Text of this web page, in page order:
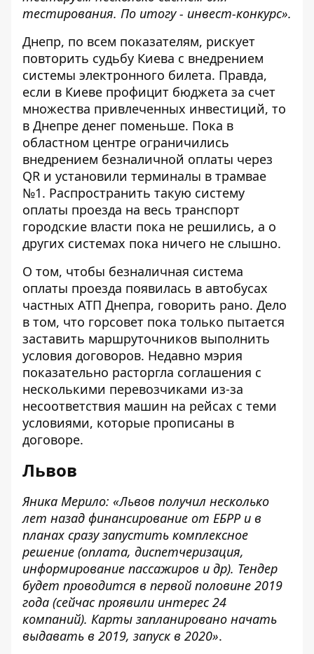
тестирования. По итогу - инвест-конкурс».
Днепр, по всем показателям, рискует
повторить судьбу Киева с внедрением
системы электронного билета. Правда,
если в Киеве профицит бюджета за счет
множества привлеченных инвестиций, то
в Днепре денег поменьше. Пока в
областном центре ограничились
внедрением безналичной оплаты через
QR и установили терминалы в трамвае
№1. Распространить такую систему
оплаты проезда на весь транспорт
городские власти пока не решились, а о
других системах пока ничего не слышно.
О том, чтобы безналичная система
оплаты проезда появилась в автобусах
частных АТП Днепра, говорить рано. Дело
в том, что горсовет пока только пытается
заставить маршруточников выполнить
условия договоров. Недавно мэрия
показательно расторгла соглашения с
несколькими перевозчиками из-за
несоответствия машин на рейсах с теми
условиями, которые прописаны в
договоре.
Львов
Яника Мерило: «Львов получил несколько
лет назад финансирование от ЕБРР и в
планах сразу запустить комплексное
решение (оплата, диспетчеризация,
информирование пассажиров и др). Тендер
будет проводится в первой половине 2019
года (сейчас проявили интерес 24
компаний). Карты запланировано начать
выдавать в 2019, запуск в 2020».